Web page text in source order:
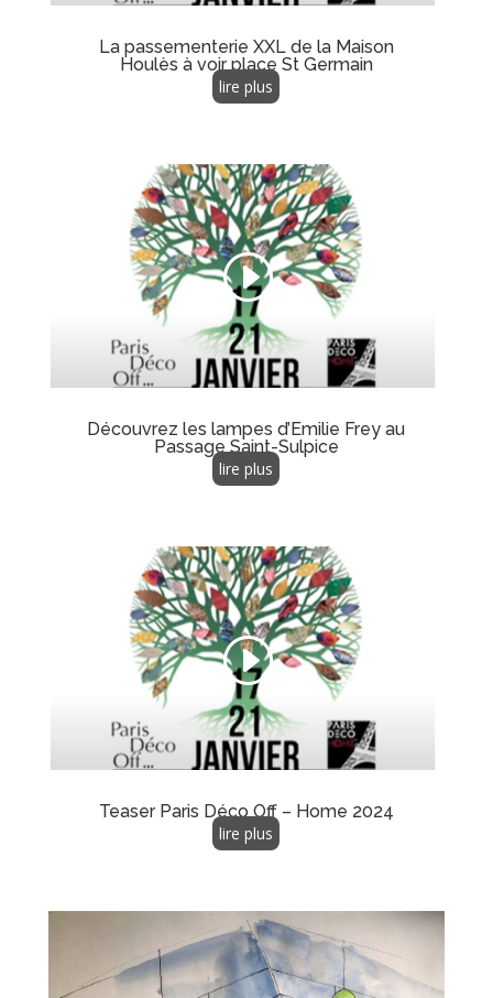
La passementerie XXL de la Maison
Houlès à voir place St Germain
lire plus
Découvrez les lampes d’Emilie Frey au
Passage Saint-Sulpice
lire plus
Teaser Paris Déco Off – Home 2024
lire plus